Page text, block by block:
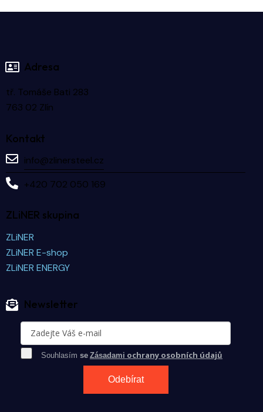
Adresa
tř. Tomáše Bati 283
763 02 Zlín
Kontakt
info@zlinersteel.cz
+420 702 050 169
ZLiNER skupina
ZLiNER
ZLiNER E-shop
ZLiNER ENERGY
Newsletter
Souhlasím se Zásadami ochrany osobních údajů
Odebírat